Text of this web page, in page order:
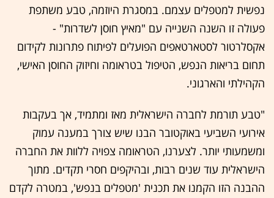
נפשית למטפלים עצמם. במסגרת היוזמה, טבע משתפת
פעולה זו השנה השנייה עם "מאיץ חוסן לשדרות" -
אקסלרטור לסטארטאפים הפועלים לפיתוח פתרונות לקידום
תחום בריאות הנפש, הטיפול בטראומה וחיזוק החוסן האישי,
הקהילתי והארגוני.
"טבע תורמת לחברה הישראלית מאז ומתמיד, אך בעקבות
אירועי השביעי באוקטובר הבנו שיש צורך במענה עמוק
ומשמעותי יותר. לצערנו, הטראומה צפויה ללוות את החברה
הישראלית עוד שנים רבות, ובהיקפים חסרי תקדים. מתוך
ההבנה הזו הקמנו את תכנית 'מטפלים בנפש', במטרה לקדם